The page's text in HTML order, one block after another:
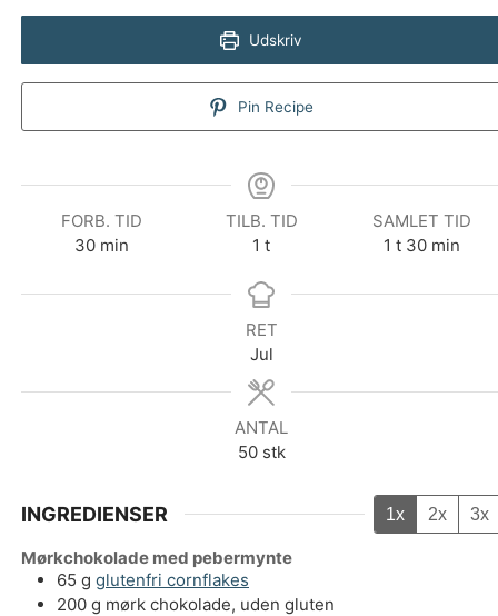
Udskriv
Pin Recipe
FORB. TID
30minutter
min
TILB. TID
1 time
t
SAMLET TID
1 time
t 30minutter
min
RET
Jul
ANTAL
50 stk
INGREDIENSER 1x 2x 3x
Mørkchokolade med pebermynte
65 g glutenfri cornflakes
200 g mørk chokolade, uden gluten